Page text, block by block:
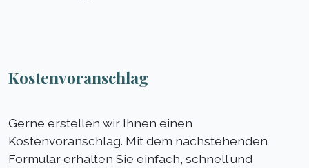
Kostenvoranschlag
Gerne erstellen wir Ihnen einen
Kostenvoranschlag. Mit dem nachstehenden
Formular erhalten Sie einfach, schnell und